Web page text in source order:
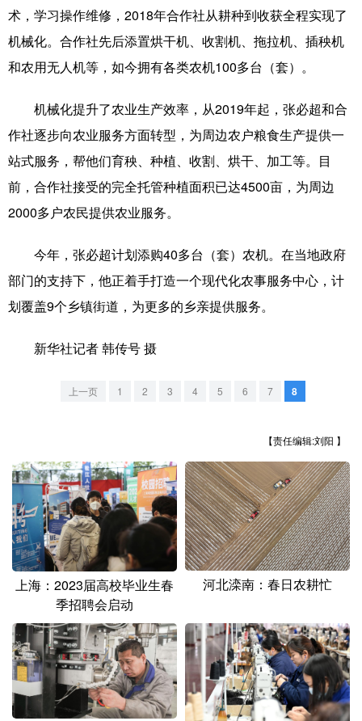
北京 天津 河北 山西
辽宁 吉林 上海 江苏
山东 河南 湖北 湖南
四川 贵州 云南 西藏
陕西 甘肃
新疆 内蒙古 黑龙江
多语种频道
English Español
Русский язык 日本語 한국어
术，学习操作维修，2018年合作社从耕种到收获全程实现了
机械化。合作社先后添置烘干机、收割机、拖拉机、插秧机
和农用无人机等，如今拥有各类农机100多台（套）。
机械化提升了农业生产效率，从2019年起，张必超和合
作社逐步向农业服务方面转型，为周边农户粮食生产提供一
站式服务，帮他们育秧、种植、收割、烘干、加工等。目
前，合作社接受的完全托管种植面积已达4500亩，为周边
2000多户农民提供农业服务。
今年，张必超计划添购40多台（套）农机。在当地政府
部门的支持下，他正着手打造一个现代化农事服务中心，计
划覆盖9个乡镇街道，为更多的乡亲提供服务。
新华社记者 韩传号 摄
上一页 1 2 3 4 5 6 7 8
【责任编辑:刘阳 】
上海：2023届高校毕业生春
季招聘会启动
河北滦南：春日农耕忙